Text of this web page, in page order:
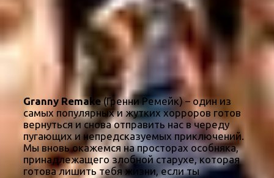
Granny Remake(Гренни Ремейк) – один из
самых популярных и жутких хорроров готов
вернуться и снова отправить нас в череду
пугающих и непредсказуемых приключений.
Мы вновь окажемся на просторах особняка,
принадлежащего злобной старухе, которая
готова лишить тебя жизни, если ты